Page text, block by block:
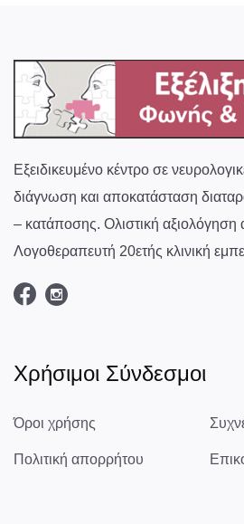
Εξειδικευμένο κέντρο σε
διάγνωση και αποκατάσταση
– κατάποσης. Ολιστική
Λογοθεραπευτή 20ετής κλινική
Χρήσιμοι Σύνδεσμοι
Όροι χρήσης
Πολιτική απορρήτου